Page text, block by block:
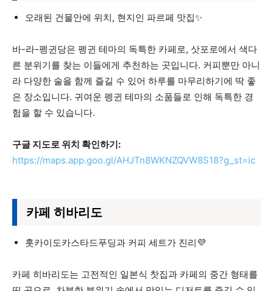
오래된 건물안에 위치, 현지인 파르페 맛집✨
바-라-펭귄당은 펭귄 테마의 독특한 카페로, 삿포로에서 색다
른 분위기를 찾는 이들에게 추천하는 곳입니다. 커피뿐만 아니
라 다양한 술을 함께 즐길 수 있어 하루를 마무리하기에 딱 좋
은 장소입니다. 귀여운 펭귄 테마의 소품들로 인해 독특한 경
험을 할 수 있습니다.
구글 지도로 위치 확인하기:
https://maps.app.goo.gl/AHJTn8WKNZQVW8S18?g_st=ic
카페 히바리도
홋카이도카스타드푸딩과 커피 세트가 진리💜
카페 히바리도는 고전적인 일본식 찻집과 카페의 중간 형태를